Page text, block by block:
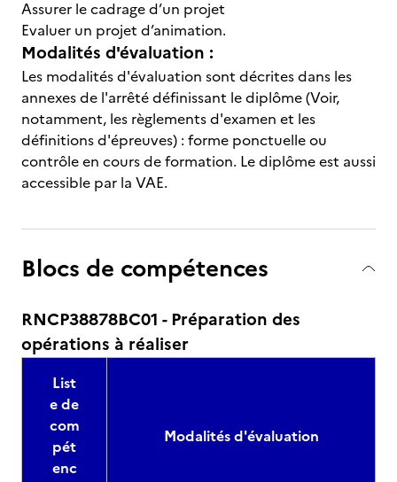
Assurer le cadrage d’un projet
Evaluer un projet d’animation.
Modalités d'évaluation :
Les modalités d'évaluation sont décrites dans les
annexes de l'arrêté définissant le diplôme (Voir,
notamment, les règlements d'examen et les
définitions d'épreuves) : forme ponctuelle ou
contrôle en cours de formation. Le diplôme est aussi
accessible par la VAE.
Blocs de compétences
RNCP38878BC01 - Préparation des
opérations à réaliser
List
e de
com
pét
enc
Modalités d'évaluation